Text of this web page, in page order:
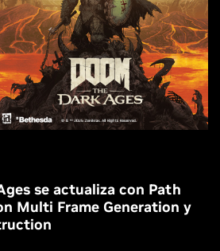
se actualiza con Path
Multi Frame Generation y